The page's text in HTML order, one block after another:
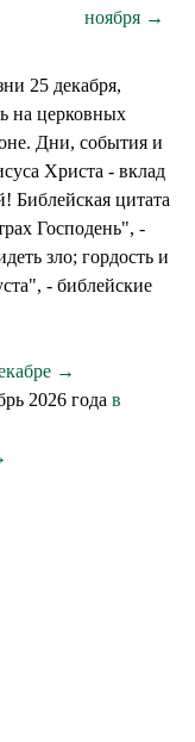
ноября →
25 декабря,
на церковных
Дни, события и
Христа - вклад
Библейская цитата
Господень", -
зло; гордость и
- библейские
→
2026 года в